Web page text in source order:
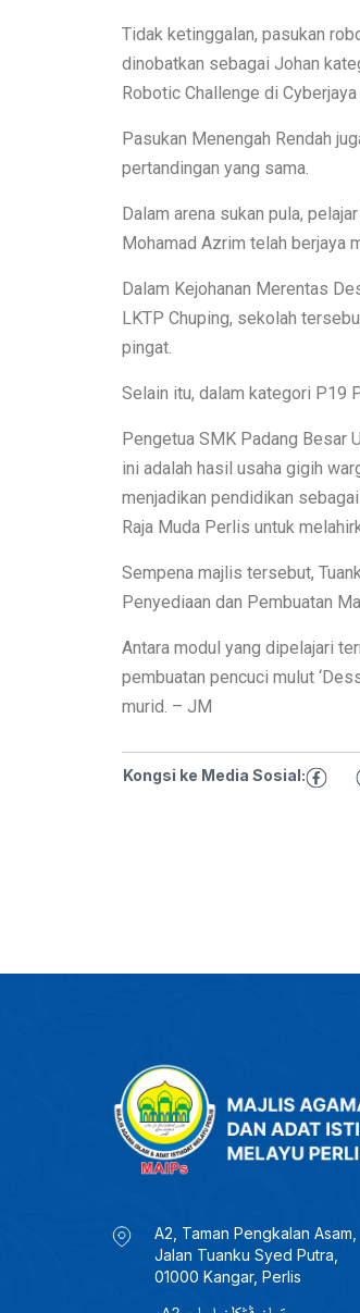
Tidak ketinggalan, pasukan
dinobatkan sebagai Johan
Robotic Challenge di
Pasukan Menengah Rendah
pertandingan yang sama.
Dalam arena sukan pula,
Mohamad Azrim telah berjaya
Dalam Kejohanan Merentas
LKTP Chuping, sekolah
pingat.
Selain itu, dalam kategori P19
Pengetua SMK Padang Besar
ini adalah hasil usaha gigih
menjadikan pendidikan
Raja Muda Perlis untuk
Sempena majlis tersebut,
Penyediaan dan Pembuatan
Antara modul yang dipelajari
pembuatan pencuci mulut
murid. – JM
Kongsi ke Media Sosial:
A2, Taman Pengkalan Asam,
Jalan Tuanku Syed Putra,
01000 Kangar, Perlis